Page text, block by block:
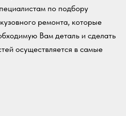
по подбору
ремонта, которые
Вам деталь и сделать
осуществляется в самые